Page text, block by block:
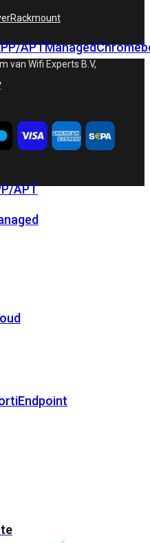
APTManaged
APT
Rackmount
van Wifi Experts B.V,